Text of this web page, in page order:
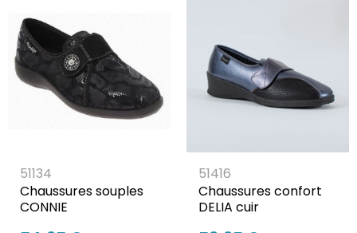
51134
Chaussures souples
CONNIE
51416
Chaussures confort
DELIA cuir